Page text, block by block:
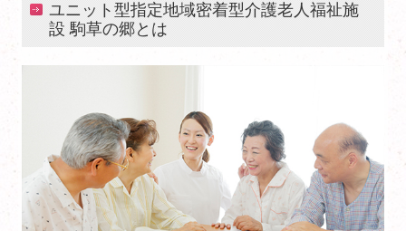
ユニット型指定地域密着型介護老人福祉施
設 駒草の郷とは